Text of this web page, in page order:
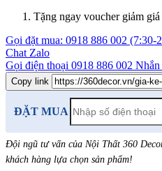
Tặng ngay voucher giảm
Gọi đặt mua: 0918 886 002 (7:30-
Chat Zalo
Gọi điện thoại 0918 886 002
Copy link
ĐẶT MUA
Đội ngũ tư vấn của Nội Thất 360
khách hàng lựa chọn sản phẩm!